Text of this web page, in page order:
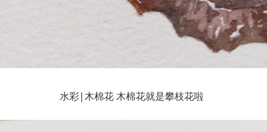
水彩|木棉花 木棉花就是攀枝花啦